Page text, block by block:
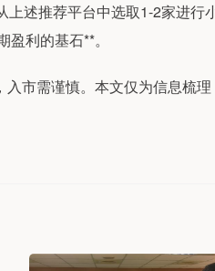
上述推荐平台中选取1-2家进
利的基石**。
市需谨慎。本文仅为信息梳